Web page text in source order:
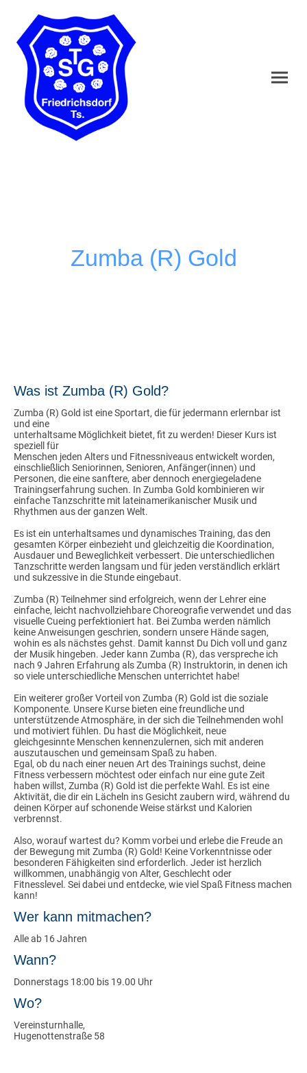
Zumba (R) Gold
Was ist Zumba (R) Gold?
Zumba (R) Gold ist eine Sportart, die für jedermann erlernbar ist
und eine
unterhaltsame Möglichkeit bietet, fit zu werden! Dieser Kurs ist
speziell für
Menschen jeden Alters und Fitnessniveaus entwickelt worden,
einschließlich Seniorinnen, Senioren, Anfänger(innen) und
Personen, die eine sanftere, aber dennoch energiegeladene
Trainingserfahrung suchen. In Zumba Gold kombinieren wir
einfache Tanzschritte mit lateinamerikanischer Musik und
Rhythmen aus der ganzen Welt.
Es ist ein unterhaltsames und dynamisches Training, das den
gesamten Körper einbezieht und gleichzeitig die Koordination,
Ausdauer und Beweglichkeit verbessert. Die unterschiedlichen
Tanzschritte werden langsam und für jeden verständlich erklärt
und sukzessive in die Stunde eingebaut.
Zumba (R) Teilnehmer sind erfolgreich, wenn der Lehrer eine
einfache, leicht nachvollziehbare Choreografie verwendet und das
visuelle Cueing perfektioniert hat. Bei Zumba werden nämlich
keine Anweisungen geschrien, sondern unsere Hände sagen,
wohin es als nächstes gehst. Damit kannst Du Dich voll und ganz
der Musik hingeben. Jeder kann Zumba (R), das verspreche ich
nach 9 Jahren Erfahrung als Zumba (R) Instruktorin, in denen ich
so viele unterschiedliche Menschen unterrichtet habe!
Ein weiterer großer Vorteil von Zumba (R) Gold ist die soziale
Komponente. Unsere Kurse bieten eine freundliche und
unterstützende Atmosphäre, in der sich die Teilnehmenden wohl
und motiviert fühlen. Du hast die Möglichkeit, neue
gleichgesinnte Menschen kennenzulernen, sich mit anderen
auszutauschen und gemeinsam Spaß zu haben.
Egal, ob du nach einer neuen Art des Trainings suchst, deine
Fitness verbessern möchtest oder einfach nur eine gute Zeit
haben willst, Zumba (R) Gold ist die perfekte Wahl. Es ist eine
Aktivität, die dir ein Lächeln ins Gesicht zaubern wird, während du
deinen Körper auf schonende Weise stärkst und Kalorien
verbrennst.
Also, worauf wartest du? Komm vorbei und erlebe die Freude an
der Bewegung mit Zumba (R) Gold! Keine Vorkenntnisse oder
besonderen Fähigkeiten sind erforderlich. Jeder ist herzlich
willkommen, unabhängig von Alter, Geschlecht oder
Fitnesslevel. Sei dabei und entdecke, wie viel Spaß Fitness machen
kann!
Wer kann mitmachen?
Alle ab 16 Jahren
Wann?
Donnerstags 18:00 bis 19.00 Uhr
Wo?
Vereinsturnhalle,
Hugenottenstraße 58